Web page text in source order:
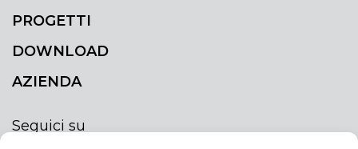
PROGETTI
DOWNLOAD
AZIENDA
Seguici su